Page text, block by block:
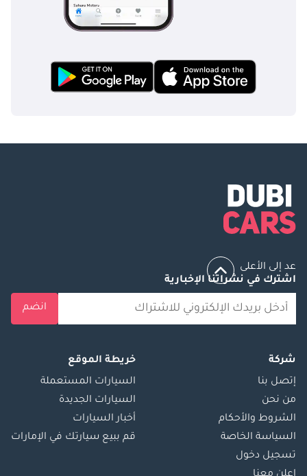
عد إلى الأعلى
اشترك في نشراتنا الإخبارية
انضم
شركة
إتصل بنا
من نحن
الشروط والأحكام
السياسة الخاصة
تسجيل دخول
خريطة الموقع
السيارات المستعملة
السيارات الجديدة
أخبار السيارات
قم ببيع سيارتك في الإمارات